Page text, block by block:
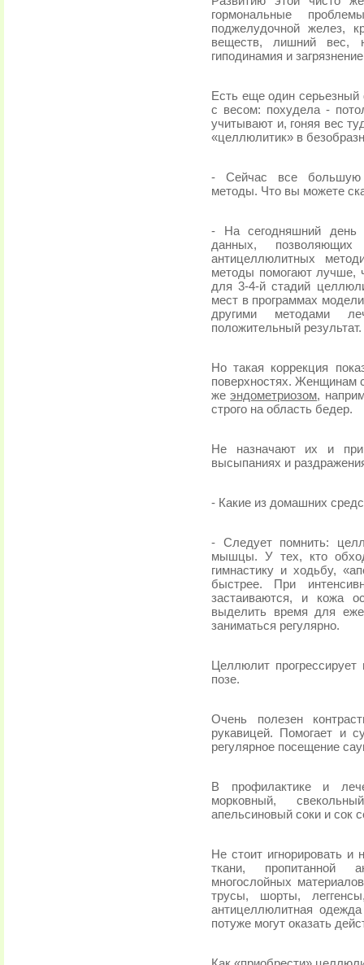
гормональные
поджелудочной желез,
веществ, лишний вес,
гиподинамия и
Есть еще один
с весом: похудела -
учитывают и, гоняя вес
«целлюлитик» в
- Сейчас все большую
методы. Что вы можете
- На сегодняшний день
данных, позволяющих
антицеллюлитных
методы помогают лучше,
для 3-4-й стадий
мест в программах
другими методами
положительный результат.
Но такая коррекция
поверхностях. Женщинам
жеэндометриозом,
строго на область бедер.
Не назначают их и
высыпаниях и
- Какие из домашних
- Следует помнить:
мышцы. У тех, кто
гимнастику и ходьбу,
быстрее. При
застаиваются, и кожа
выделить время для
заниматься регулярно.
Целлюлит
позе.
Очень полезен
рукавицей. Помогает и
регулярное посещение
В профилактике и
морковный,
апельсиновый соки и сок
Не стоит игнорировать
ткани, пропитанной
многослойных
трусы, шорты,
антицеллюлитная
потуже могут оказать